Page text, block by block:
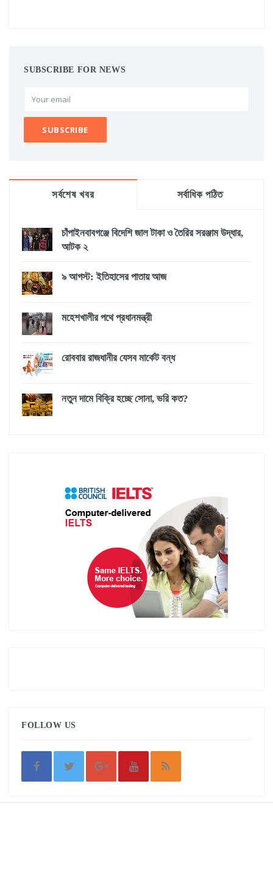
SUBSCRIBE FOR NEWS
সর্বশেষ খবর সর্বাধিক পঠিত
চাঁপাইনবাবগঞ্জে বিদেশি জাল টাকা ও তৈরির সরঞ্জাম উদ্ধার,
আটক ২
৯ আগস্ট: ইতিহাসের পাতায় আজ
মহেশখালীর পথে প্রধানমন্ত্রী
রোববার রাজধানীর যেসব মার্কেট বন্ধ
নতুন দামে বিক্রি হচ্ছে সোনা, ভরি কত?
FOLLOW US